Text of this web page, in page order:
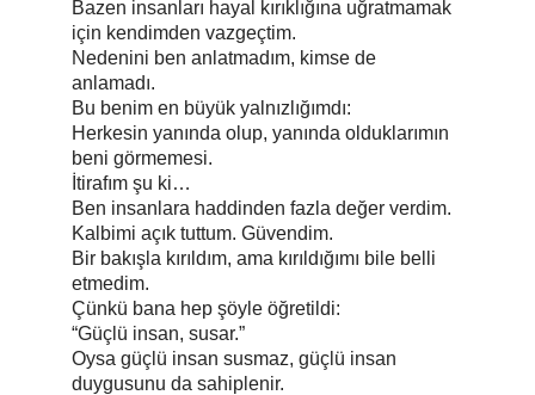
Bazen insanları hayal kırıklığına uğratmamak
için kendimden vazgeçtim.
Nedenini ben anlatmadım, kimse de
anlamadı.
Bu benim en büyük yalnızlığımdı:
Herkesin yanında olup, yanında olduklarımın
beni görmemesi.
İtirafım şu ki…
Ben insanlara haddinden fazla değer verdim.
Kalbimi açık tuttum. Güvendim.
Bir bakışla kırıldım, ama kırıldığımı bile belli
etmedim.
Çünkü bana hep şöyle öğretildi:
“Güçlü insan, susar.”
Oysa güçlü insan susmaz, güçlü insan
duygusunu da sahiplenir.